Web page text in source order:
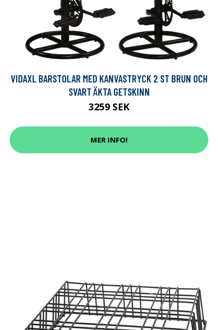
VIDAXL BARSTOLAR MED KANVASTRYCK 2 ST BRUN OCH
SVART ÄKTA GETSKINN
3259 SEK
MER INFO!